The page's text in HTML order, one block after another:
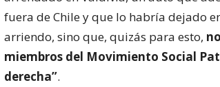
fuera de Chile y que lo habría dejado
arriendo, sino que, quizás para esto,
miembros del Movimiento Social
derecha”.